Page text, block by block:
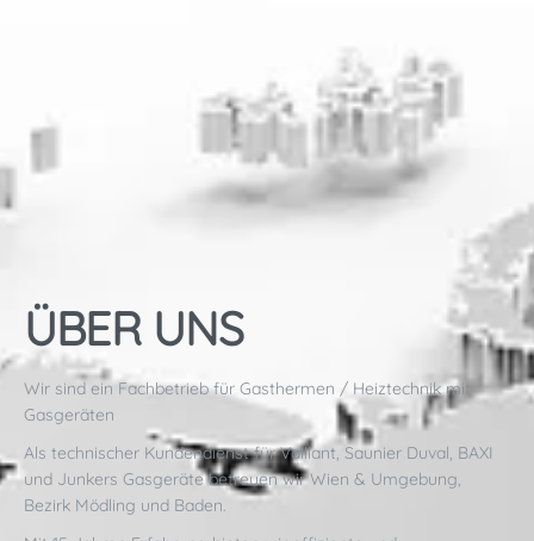
ÜBER UNS
Wir sind ein Fachbetrieb für Gasthermen / Heiztechnik mit
Gasgeräten
Als technischer Kundendienst für Vaillant, Saunier Duval, BAXI
und Junkers Gasgeräte betreuen wir Wien & Umgebung,
Bezirk Mödling und Baden.